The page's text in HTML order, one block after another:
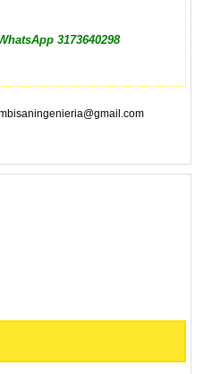
3173640298